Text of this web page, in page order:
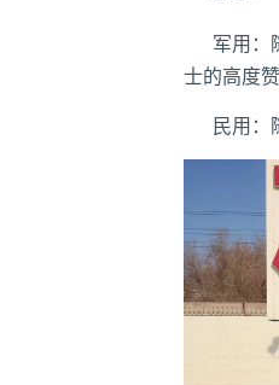
军用：随
士的高度
民用：随